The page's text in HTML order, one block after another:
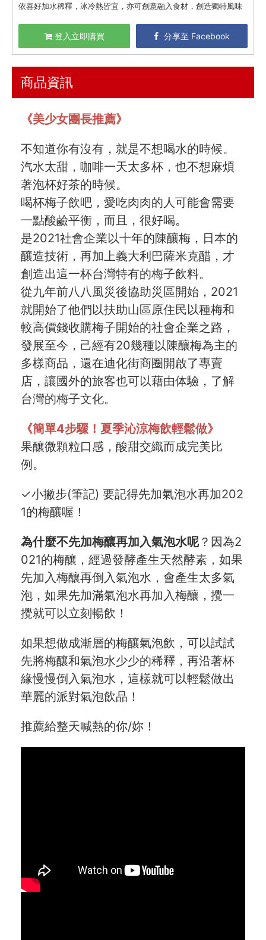
餐廚好朋友
🇯🇵 日本專區
最新飯團
會員服務
社群
愛飯團FB粉絲團
YouTube
Instagram
聯絡我們
客服專線
服務信箱
關於
關於愛飯團
聯絡我們
合作與廣告
隱私保護
資訊安全
服務條款
依喜好加水稀釋，冰冷熱皆宜，亦可創意融入食材，創造獨特風味
登入立即購買 分享至 Facebook
商品資訊
《美少女團長推薦》
不知道你有沒有，就是不想喝水的時候。
汽水太甜，咖啡一天太多杯，也不想麻煩
著泡杯好茶的時候。
喝杯梅子飲吧，愛吃肉肉的人可能會需要
一點酸鹼平衡，而且，很好喝。
是2021社會企業以十年的陳釀梅，日本的
釀造技術，再加上義大利巴薩米克醋，才
創造出這一杯台灣特有的梅子飲料。
從九年前八八風災後協助災區開始，2021
就開始了他們以扶助山區原住民以種梅和
較高價錢收購梅子開始的社會企業之路，
發展至今，己經有20幾種以陳釀梅為主的
多樣商品，還在迪化街商圈開啟了專賣
店，讓國外的旅客也可以藉由体驗，了解
台灣的梅子文化。
《簡單4步驟！夏季沁涼梅飲輕鬆做》
果釀微顆粒口感，酸甜交織而成完美比
例。
✓小撇步(筆記) 要記得先加氣泡水再加202
1的梅釀喔！
為什麼不先加梅釀再加入氣泡水呢？因為2
021的梅釀，經過發酵產生天然酵素，如果
先加入梅釀再倒入氣泡水，會產生太多氣
泡，如果先加滿氣泡水再加入梅釀，攪一
攪就可以立刻暢飲！
如果想做成漸層的梅釀氣泡飲，可以試試
先將梅釀和氣泡水少少的稀釋，再沿著杯
緣慢慢倒入氣泡水，這樣就可以輕鬆做出
華麗的派對氣泡飲品！
推薦給整天喊熱的你/妳！